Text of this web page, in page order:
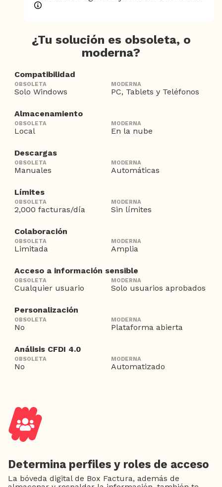
¿Tu solución es obsoleta, o
moderna?
Compatibilidad
Solo Windows
PC, Tablets y Teléfonos
Almacenamiento
Local
En la nube
Descargas
Manuales
Automáticas
Límites
2,000 facturas/día
Sin límites
Colaboración
Limitada
Amplia
Acceso a información sensible
Cualquier usuario
Solo usuarios aprobados
Personalización
No
Plataforma abierta
Análisis CFDI 4.0
No
Automatizado
Determina perfiles y roles de acceso
La bóveda digital de Box Factura, además de